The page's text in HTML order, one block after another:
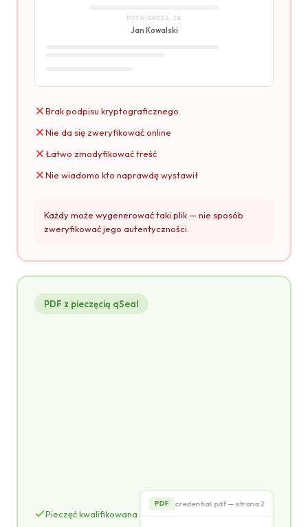
POTWIERDZA, ŻE
Jan Kowalski
Brak podpisu kryptograficznego
Nie da się zweryfikować online
Łatwo zmodyfikować treść
Nie wiadomo kto naprawdę wystawił
Każdy może wygenerować taki plik — nie sposób
zweryfikować jego autentyczności.
PDF z pieczęcią qSeal
PDF credential.pdf — strona 2
Pieczęć kwalifikowana eIDAS